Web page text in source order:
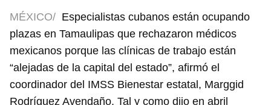
MÉXICO/ Especialistas cubanos están ocupando
plazas en Tamaulipas que rechazaron médicos
mexicanos porque las clínicas de trabajo están
“alejadas de la capital del estado”, afirmó el
coordinador del IMSS Bienestar estatal, Marggid
Rodríguez Avendaño. Tal y como dijo en abril